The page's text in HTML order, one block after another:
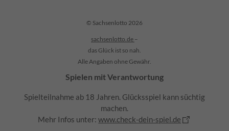
© Sachsenlotto 2026
sachsenlotto.de –
das Glück ist so nah.
Alle Angaben ohne Gewähr.
Spielen mit Verantwortung
Spielteilnahme ab 18 Jahren. Glücksspiel kann süchtig
machen.
Mehr Infos unter:www.check-dein-spiel.de